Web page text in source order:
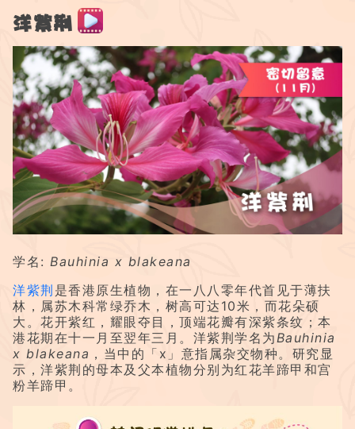
洋紫荆
学名: Bauhinia x blakeana
洋紫荆 是香港原生植物，在一八八零年代首见于薄扶
林，属苏木科常绿乔木，树高可达10米，而花朵硕
大。花开紫红，耀眼夺目，顶端花瓣有深紫条纹；本
港花期在十一月至翌年三月。洋紫荆学名为Bauhinia
x blakeana ，当中的「x」意指属杂交物种。研究显
示，洋紫荆的母本及父本植物分别为红花羊蹄甲和宫
粉羊蹄甲。